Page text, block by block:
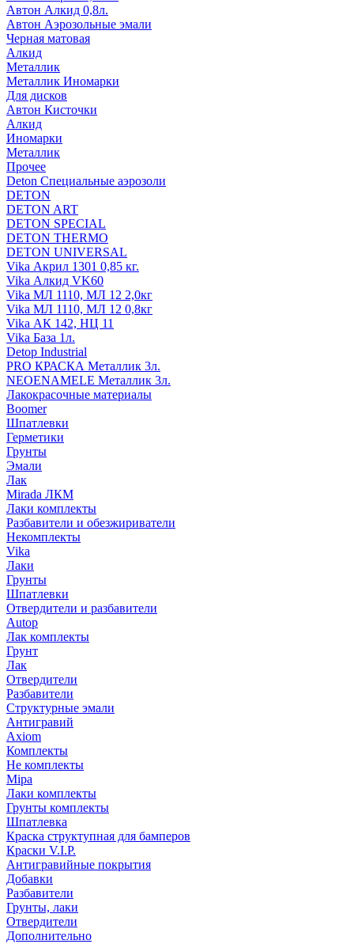
Автон Алкид 0,8л.
Автон Аэрозольные эмали
Черная матовая
Алкид
Металлик
Металлик Иномарки
Для дисков
Автон Кисточки
Алкид
Иномарки
Металлик
Прочее
Deton Специальные аэрозоли
DETON
DETON ART
DETON SPECIAL
DETON THERMO
DETON UNIVERSAL
Vika Акрил 1301 0,85 кг.
Vika Алкид VK60
Vika МЛ 1110, МЛ 12 2,0кг
Vika МЛ 1110, МЛ 12 0,8кг
Vika АК 142, НЦ 11
Vika База 1л.
Detop Industrial
PRO КРАСКА Металлик 3л.
NEOENAMELE Металлик 3л.
Лакокрасочные материалы
Boomer
Шпатлевки
Герметики
Грунты
Эмали
Лак
Mirada ЛКМ
Лаки комплекты
Разбавители и обезжириватели
Некомплекты
Vika
Лаки
Грунты
Шпатлевки
Отвердители и разбавители
Autop
Лак комплекты
Грунт
Лак
Отвердители
Разбавители
Структурные эмали
Антигравий
Axiom
Комплекты
Не комплекты
Mipa
Лаки комплекты
Грунты комплекты
Шпатлевка
Краска структупная для бамперов
Краски V.I.P.
Антигравийные покрытия
Добавки
Разбавители
Грунты, лаки
Отвердители
Дополнительно